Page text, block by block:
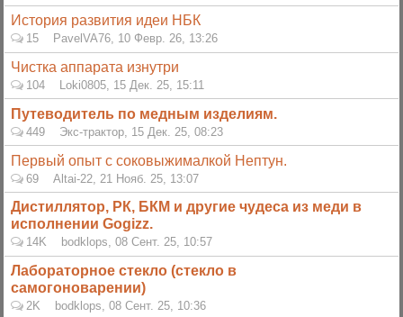
История развития идеи НБК
15 PavelVA76, 10 Февр. 26, 13:26
Чистка аппарата изнутри
104 Loki0805, 15 Дек. 25, 15:11
Путеводитель по медным изделиям.
449 Экс-трактор, 15 Дек. 25, 08:23
Первый опыт с соковыжималкой Нептун.
69 Altai-22, 21 Нояб. 25, 13:07
Дистиллятор, РК, БКМ и другие чудеса из меди в
исполнении Gogizz.
14K bodklops, 08 Сент. 25, 10:57
Лабораторное стекло (стекло в
самогоноварении)
2K bodklops, 08 Сент. 25, 10:36